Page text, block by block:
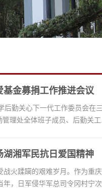
基金募捐工作推进会议
后勤关心下一代工作委员会在
理处全体班子成员、后勤关工
湖湘军民抗日爱国精神
火蹂躏的艰难岁月。作为重
，日军侵华军总司令冈村宁